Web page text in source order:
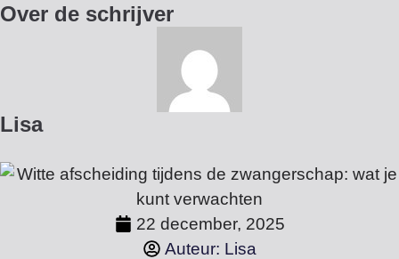
Over de schrijver
Lisa
22 december, 2025
Auteur: Lisa